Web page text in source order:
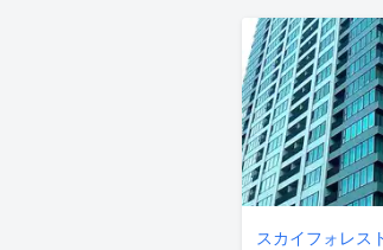
スカイフォレス